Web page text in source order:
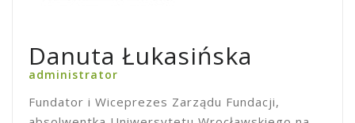
Danuta Łukasińska
administrator
Fundator i Wiceprezes Zarządu Fundacji,